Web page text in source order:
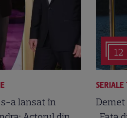
s-a lansat în
12
SERIALE
Demet